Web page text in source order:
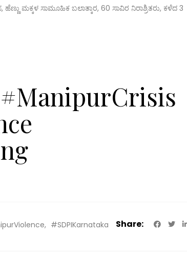
ಮಕ್ಕಳ ಸಾಮೂಹಿಕ ಬಲಾತ್ಕಾರ, 60 ಸಾವಿರ ನಿರಾಶ್ರಿತರು, ಕಳೆದ 3
#SDPIKarnataka Share: